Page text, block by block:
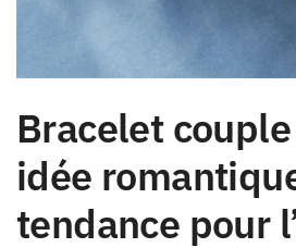
Bracelet
idée
tendance pour